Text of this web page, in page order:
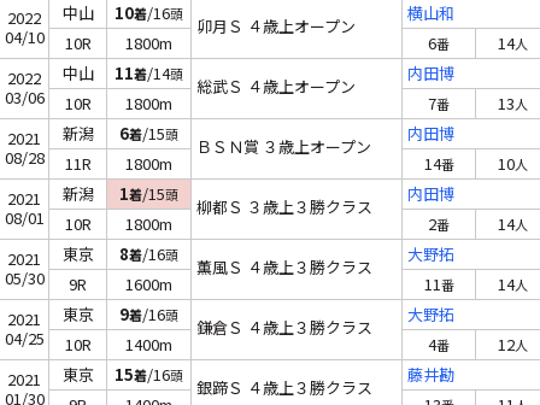
2022
04/10
中山 10着/16頭
卯月Ｓ ４歳上オープン
横山和
10R
1800m 6番 14人
2022
03/06
中山 11着/14頭
総武Ｓ ４歳上オープン
内田博
10R
1800m 7番 13人
2021
08/28
新潟 6着/15頭
ＢＳＮ賞 ３歳上オープン
内田博
11R
1800m 14番 10人
2021
08/01
新潟 1着/15頭
柳都Ｓ ３歳上３勝クラス
内田博
10R
1800m 2番 14人
2021
05/30
東京 8着/16頭
薫風Ｓ ４歳上３勝クラス
大野拓
9R
1600m 11番 14人
2021
04/25
東京 9着/16頭
鎌倉Ｓ ４歳上３勝クラス
大野拓
10R
1400m 4番 12人
2021
01/30
東京 15着/16頭
銀蹄Ｓ ４歳上３勝クラス
藤井勘